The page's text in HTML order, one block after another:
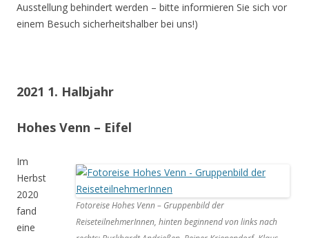
Ausstellung behindert werden – bitte informieren Sie sich vor
einem Besuch sicherheitshalber bei uns!)
2021 1. Halbjahr
Hohes Venn – Eifel
Fotoreise Hohes Venn – Gruppenbild der
ReiseteilnehmerInnen, hinten beginnend von links nach
Im
Herbst
2020
fand
eine